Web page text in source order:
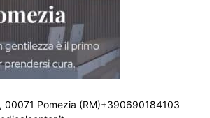
00071 Pomezia (RM)+390690184103